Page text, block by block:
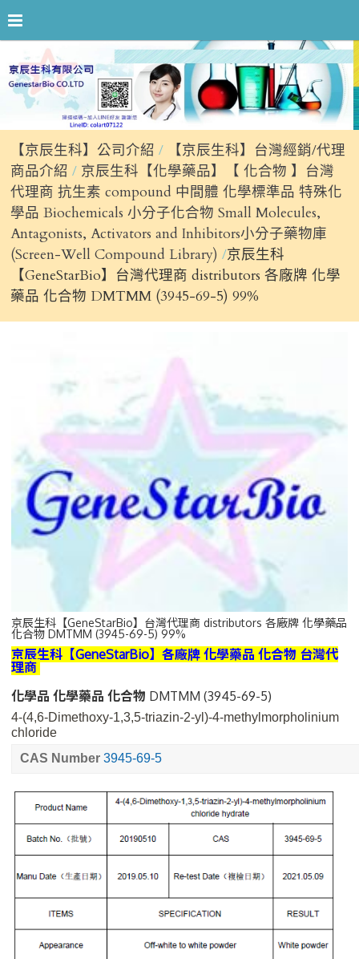
【京辰生科】公司介紹
【京辰生科】台灣經銷/代理
商品介紹 京辰生科【化學藥品】【 化合物 】台灣
代理商 抗生素 compound 中間體 化學標準品 特殊化
學品 Biochemicals 小分子化合物 Small Molecules,
Antagonists, Activators and Inhibitors小分子藥物庫
(Screen-Well Compound Library)
京辰生科
【GeneStarBio】台灣代理商 distributors 各廠牌 化學
藥品 化合物 DMTMM (3945-69-5) 99%
京辰生科【GeneStarBio】台灣代理商 distributors 各廠牌 化學藥品
化合物 DMTMM (3945-69-5) 99%
京辰生科【GeneStarBio】各廠牌 化學藥品 化合物 台灣代
理商
化學品 化學藥品 化合物 DMTMM (3945-69-5)
4-(4,6-Dimethoxy-1,3,5-triazin-2-yl)-4-methylmorpholinium
chloride
CAS Number 3945-69-5